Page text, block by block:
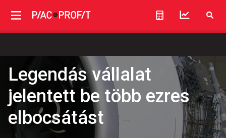
Legendás vállalat
jelentett be több ezres
elbocsátást